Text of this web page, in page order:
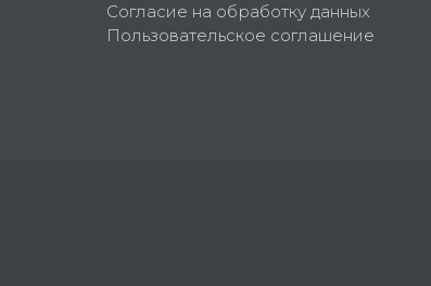
Согласие на обработку данных
Пользовательское соглашение